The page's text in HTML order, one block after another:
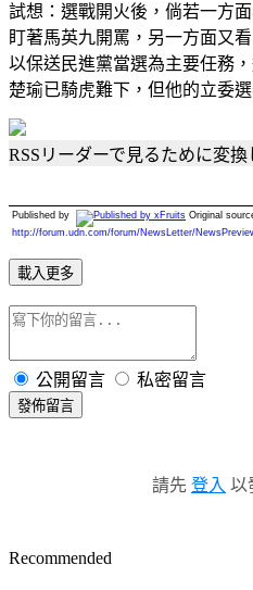
試想：選戰開火後，倘若一方
盯著馬英九開罵，另一方面又
以保送民進黨當選為主要任務
楚瑜已騎虎難下，但他的立委
RSSリーダーで見るために変換
Published by
Original
http://forum.udn.com/forum/NewsLetter/
載入更多
公開留言 私密留言
發佈留言
請先 登入 以
Recommended